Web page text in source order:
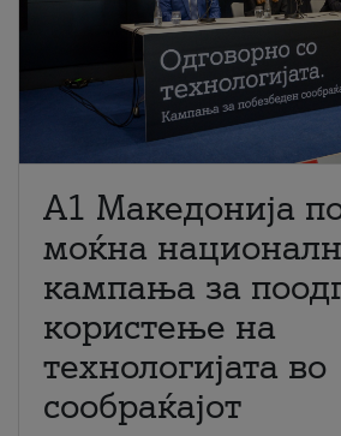
A1 Македонија
моќна
кампања за
користење на
технологијата во
сообраќајот